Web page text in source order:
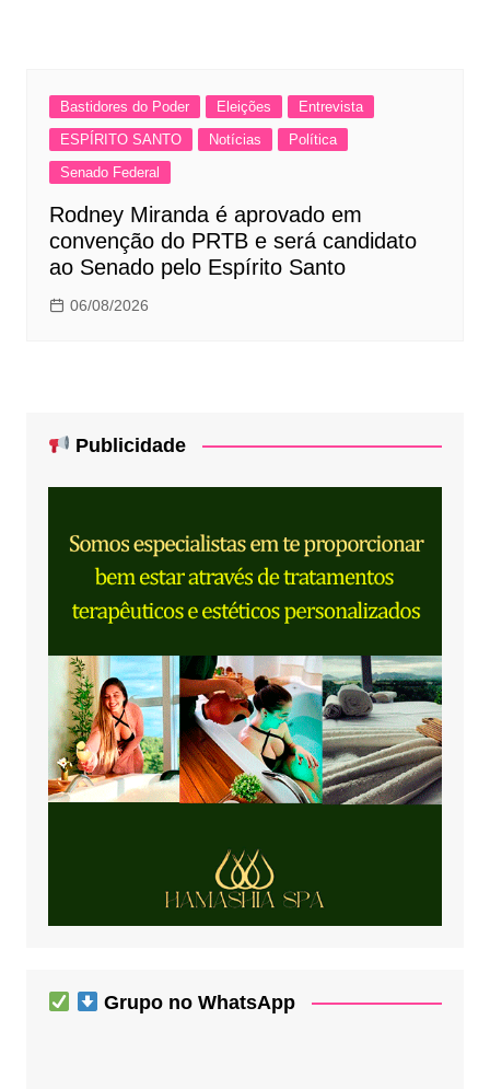
Bastidores do Poder Eleições
Entrevista
ESPÍRITO SANTO
Notícias
Política
Senado Federal
Rodney Miranda é aprovado em
convenção do PRTB e será candidato
ao Senado pelo Espírito Santo
06/08/2026
Publicidade
Grupo no WhatsApp